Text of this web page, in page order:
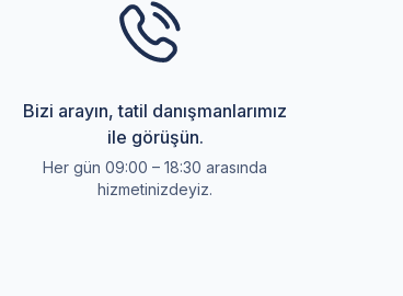
Bizi arayın, tatil danışmanlarımız
ile görüşün.
Her gün 09:00 – 18:30 arasında
hizmetinizdeyiz.